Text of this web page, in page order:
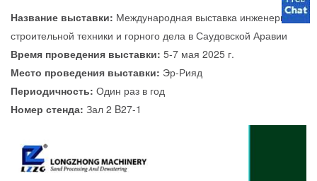
Название выставки: Международная выставка инженерно-
строительной техники и горного дела в Саудовской Аравии
Время проведения выставки: 5-7 мая 2025 г.
Место проведения выставки: Эр-Рияд
Периодичность: Один раз в год
Номер стенда: Зал 2 B27-1